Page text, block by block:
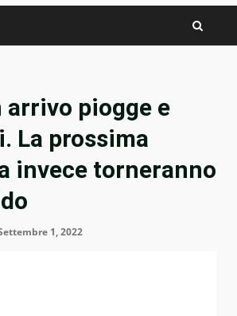
arrivo piogge e
La prossima
invece torneranno
1, 2022